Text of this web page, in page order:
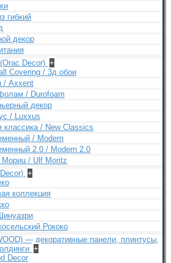
гибкий
декор
Decor) +
Covering / 3д обои
/ Axxent
/ Durofoam
декор
/ Luxxus
классика / New Classics
/ Modern
2.0 / Modern 2.0
/ Ulf Moritz
+
коллекция
Рококо
— декоративные панели, плинтусы,
+
Decor